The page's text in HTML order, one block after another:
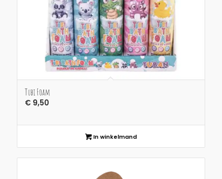
Tubi Foam
€9,50
In winkelmand